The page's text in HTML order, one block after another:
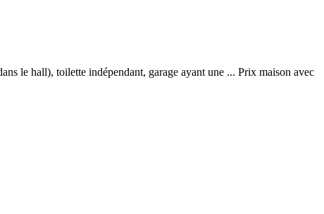
le hall), toilette indépendant, garage ayant une ... Prix maison avec